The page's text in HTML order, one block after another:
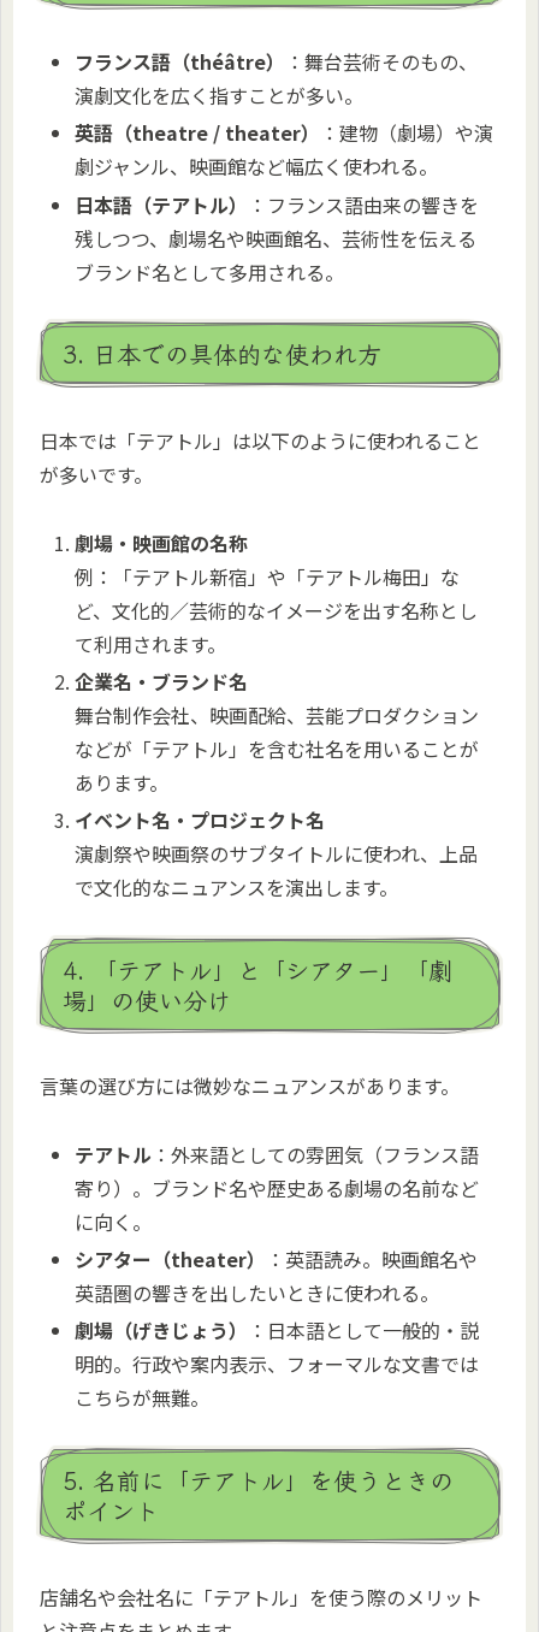
フランス語（théâtre）
：舞台芸術そのもの、
演劇文化を広く指すことが多い。
英語（theatre / theater）
：建物（劇場）や演
劇ジャンル、映画館など幅広く使われる。
日本語（テアトル）
：フランス語由来の響きを
残しつつ、劇場名や映画館名、芸術性を伝える
ブランド名として多用される。
3. 日本での具体的な使われ方
日本では「テアトル」は以下のように使われること
が多いです。
劇場・映画館の名称
例：「テアトル新宿」や「テアトル梅田」な
ど、文化的／芸術的なイメージを出す名称とし
て利用されます。
企業名・ブランド名
舞台制作会社、映画配給、芸能プロダクション
などが「テアトル」を含む社名を用いることが
あります。
イベント名・プロジェクト名
演劇祭や映画祭のサブタイトルに使われ、上品
で文化的なニュアンスを演出します。
4. 「テアトル」と「シアター」「劇
場」の使い分け
言葉の選び方には微妙なニュアンスがあります。
テアトル ：外来語としての雰囲気（フランス語
寄り）。ブランド名や歴史ある劇場の名前など
に向く。
シアター（theater）
：英語読み。映画館名や
英語圏の響きを出したいときに使われる。
劇場（げきじょう）
：日本語として一般的・説
明的。行政や案内表示、フォーマルな文書では
こちらが無難。
5. 名前に「テアトル」を使うときの
ポイント
店舗名や会社名に「テアトル」を使う際のメリット